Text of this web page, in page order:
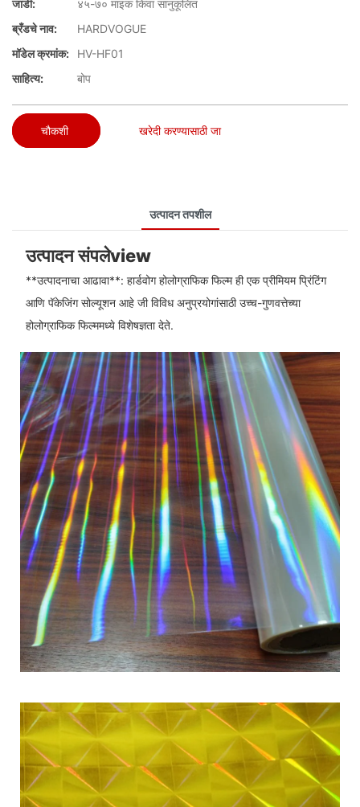
जाडी:
४५-७० माइक किंवा सानुकूलित
ब्रँडचे नाव:
HARDVOGUE
मॉडेल क्रमांक:
HV-HF01
साहित्य:
बोप
चौकशी खरेदी करण्यासाठी जा
उत्पादन तपशील
उत्पादन संपलेview
**उत्पादनाचा आढावा**: हार्डवोग होलोग्राफिक फिल्म ही एक प्रीमियम प्रिंटिंग
आणि पॅकेजिंग सोल्यूशन आहे जी विविध अनुप्रयोगांसाठी उच्च-गुणवत्तेच्या
होलोग्राफिक फिल्ममध्ये विशेषज्ञता देते.